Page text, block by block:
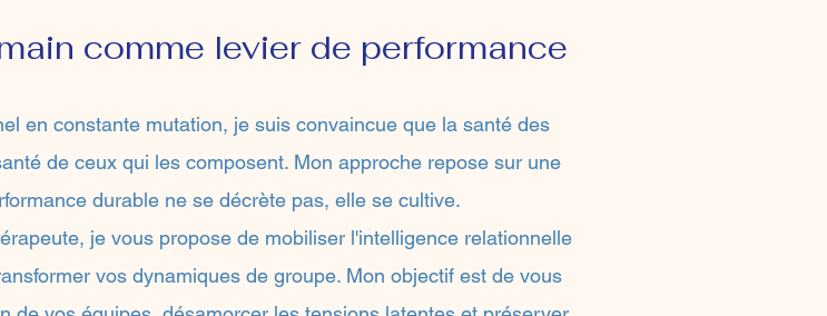
comme levier de performance
en constante mutation, je suis convaincue que la santé des
de ceux qui les composent. Mon approche repose sur une
durable ne se décrète pas, elle se cultive.
je vous propose de mobiliser l'intelligence relationnelle
vos dynamiques de groupe. Mon objectif est de vous